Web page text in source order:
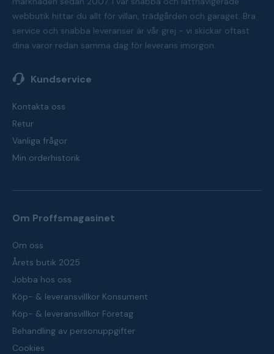
webbutik hittar du allt för villan, trädgården och garaget. Bra
service och snabba leveranser är vår grej - vi skickar oftast
dina varor redan samma dag för leverans imorgon.
Kundservice
Kontakta oss
Retur
Vanliga frågor
Min orderhistorik
Om Proffsmagasinet
Om oss
Årets butik 2025
Jobba hos oss
Köp- & leveransvillkor Konsument
Köp- & leveransvillkor Företag
Behandling av personuppgifter
Cookies